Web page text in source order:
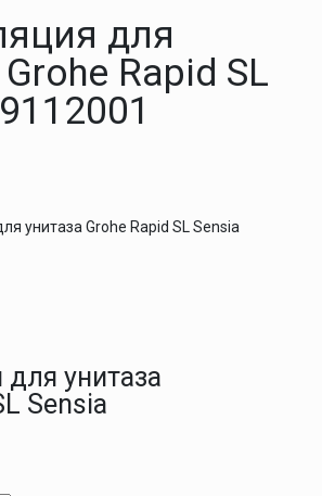
для
Rapid SL
унитаза Grohe Rapid SL Sensia
унитаза
Sensia